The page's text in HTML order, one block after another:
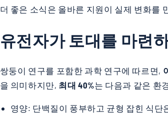
더 좋은 소식은 올바른 지원이 실제 변화를
유전자가 토대를 마련
쌍둥이 연구를 포함한 과학 연구에 따르면,
을 의미하지만, 최대 40%는 다음과 같은 환
영양: 단백질이 풍부하고 균형 잡힌 식